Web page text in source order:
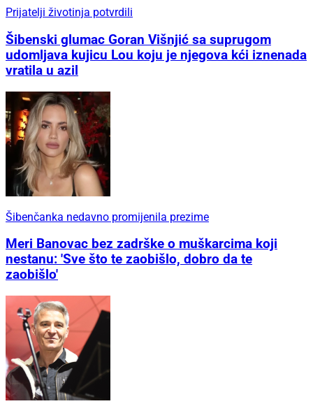
Prijatelji životinja potvrdili
Šibenski glumac Goran Višnjić sa suprugom
udomljava kujicu Lou koju je njegova kći iznenada
vratila u azil
Šibenčanka nedavno promijenila prezime
Meri Banovac bez zadrške o muškarcima koji
nestanu: 'Sve što te zaobišlo, dobro da te
zaobišlo'